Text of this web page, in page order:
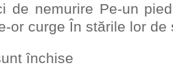
de nemurire Pe-un
or curge În stările lor
închise